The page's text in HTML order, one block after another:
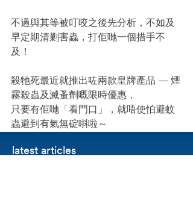
不過與其等被叮咬之後先分析，不如及
早定期清剿害蟲，打佢哋一個措手不
及！
殺牠死最近就推出咗兩款皇牌產品 — 煙
霧殺蟲及滅蚤劑嘅限時優惠，
只要有佢哋「看門口」，就唔使怕避蚊
蟲避到有氣無碇唞啦～
latest articles